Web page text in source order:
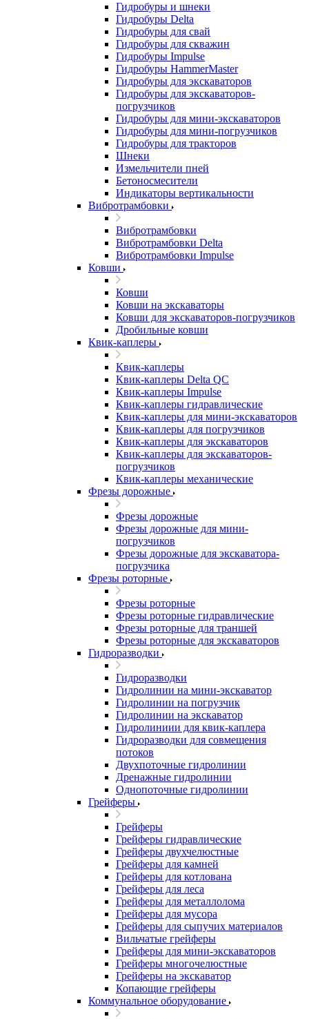
Гидробуры и шнеки
Гидробуры Delta
Гидробуры для свай
Гидробуры для скважин
Гидробуры Impulse
Гидробуры HammerMaster
Гидробуры для экскаваторов
Гидробуры для экскаваторов-
погрузчиков
Гидробуры для мини-экскаваторов
Гидробуры для мини-погрузчиков
Гидробуры для тракторов
Шнеки
Измельчители пней
Бетоносмесители
Индикаторы вертикальности
Вибротрамбовки
Вибротрамбовки
Вибротрамбовки Delta
Вибротрамбовки Impulse
Ковши
Ковши
Ковши на экскаваторы
Ковши для экскаваторов-погрузчиков
Дробильные ковши
Квик-каплеры
Квик-каплеры
Квик-каплеры Delta QC
Квик-каплеры Impulse
Квик-каплеры гидравлические
Квик-каплеры для мини-экскаваторов
Квик-каплеры для погрузчиков
Квик-каплеры для экскаваторов
Квик-каплеры для экскаваторов-
погрузчиков
Квик-каплеры механические
Фрезы дорожные
Фрезы дорожные
Фрезы дорожные для мини-
погрузчиков
Фрезы дорожные для экскаватора-
погрузчика
Фрезы роторные
Фрезы роторные
Фрезы роторные гидравлические
Фрезы роторные для траншей
Фрезы роторные для экскаваторов
Гидроразводки
Гидроразводки
Гидролинии на мини-экскаватор
Гидролинии на погрузчик
Гидролинии на экскаватор
Гидролиниии для квик-каплера
Гидроразводки для совмещения
потоков
Двухпоточные гидролинии
Дренажные гидролинии
Однопоточные гидролинии
Грейферы
Грейферы
Грейферы гидравлические
Грейферы двухчелюстные
Грейферы для камней
Грейферы для котлована
Грейферы для леса
Грейферы для металлолома
Грейферы для мусора
Грейферы для сыпучих материалов
Вильчатые грейферы
Грейферы для мини-экскаваторов
Грейферы многочелюстные
Грейферы на экскаватор
Копающие грейферы
Коммунальное оборудование